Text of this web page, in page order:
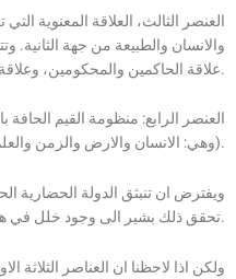
العنصر الثالث، العلاقة المعنوية
والانسان والطبيعة من جهة الثانية.
علاقة الحاكمين والمحكومين، وعلاقة المواطنين فيما بينهم.
العنصر الرابع: منظومة القيم
(وهي: الانسان والارض والزمن والعلم والعمل).
ويفترض ان تنبثق الدولة الحضارية
تحقق ذلك بشير الى وجود خلل في هذه العناصر بعضها او كلها.
ولكن اذا لاحظنا ان العناصر الثلاثة